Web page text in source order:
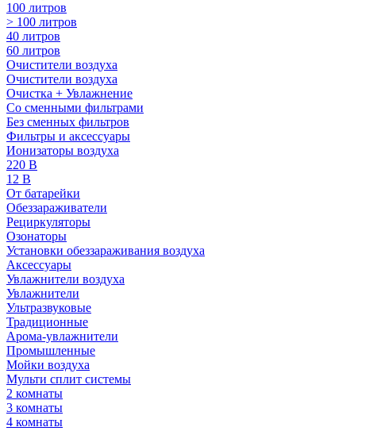
100 литров
> 100 литров
40 литров
60 литров
Очистители воздуха
Очистители воздуха
Очистка + Увлажнение
Cо сменными фильтрами
Без сменных фильтров
Фильтры и аксессуары
Ионизаторы воздуха
220 В
12 В
От батарейки
Обеззараживатели
Рециркуляторы
Озонаторы
Установки обеззараживания воздуха
Аксессуары
Увлажнители воздуха
Увлажнители
Ультразвуковые
Традиционные
Арома-увлажнители
Промышленные
Мойки воздуха
Мульти сплит системы
2 комнаты
3 комнаты
4 комнаты